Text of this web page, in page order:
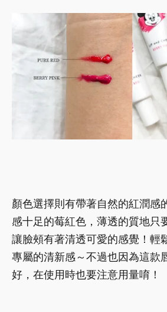
顏色選擇則有帶著自然的紅潤感
感十足的莓紅色，薄透的質地只
讓臉頰有著清透可愛的感覺！輕
專屬的清新感～不過也因為這款
好，在使用時也要注意用量唷！